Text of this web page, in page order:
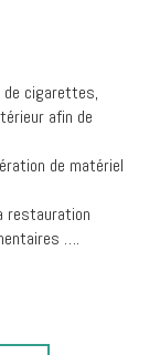
de cigarettes,
afin de
de matériel
restauration
….